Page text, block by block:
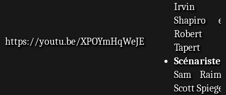
https://youtu.be/XPOYmHqWeJE
Irvin
Shapiro et
Robert
Tapert
Scénariste:
Sam Raimi,
Scott Spiegel